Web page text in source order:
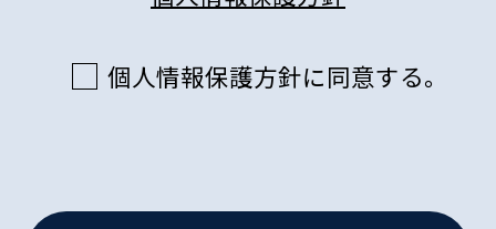
個人情報保護方針に同意する。